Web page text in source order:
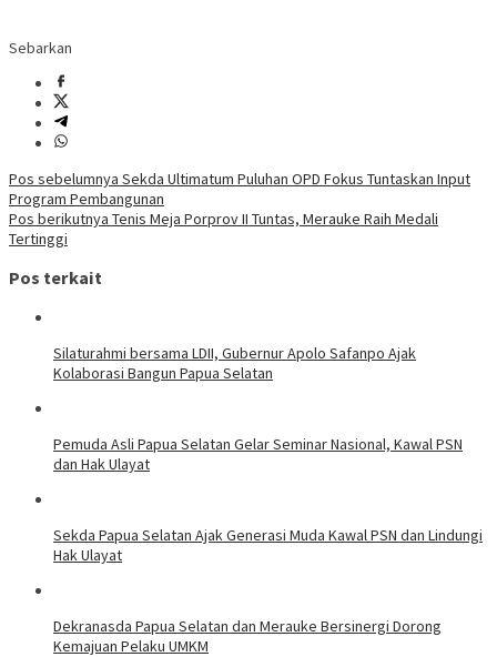
Sebarkan
Navigasi
pos
Pos sebelumnya Sekda Ultimatum Puluhan OPD Fokus Tuntaskan Input
Program Pembangunan
Pos berikutnya Tenis Meja Porprov II Tuntas, Merauke Raih Medali
Tertinggi
Pos terkait
Silaturahmi bersama LDII, Gubernur Apolo Safanpo Ajak
Kolaborasi Bangun Papua Selatan
Pemuda Asli Papua Selatan Gelar Seminar Nasional, Kawal PSN
dan Hak Ulayat
Sekda Papua Selatan Ajak Generasi Muda Kawal PSN dan Lindungi
Hak Ulayat
Dekranasda Papua Selatan dan Merauke Bersinergi Dorong
Kemajuan Pelaku UMKM